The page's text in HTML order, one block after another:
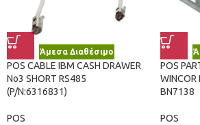
Άμεσα Διαθέσιμο
POS CABLE IBM CASH DRAWER
No3 SHORT RS485
(P/N:6316831)
POS
POS
WINCOR
BN7138
POS